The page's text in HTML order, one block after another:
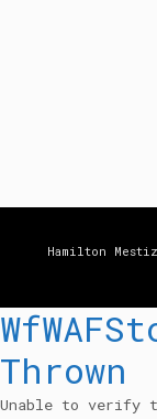
Hamilton
Thrown
Unable to verify